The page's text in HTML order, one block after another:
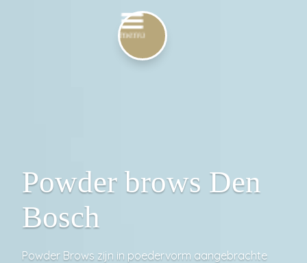
Powder brows Den
Bosch
Powder Brows zijn in poedervorm aangebrachte